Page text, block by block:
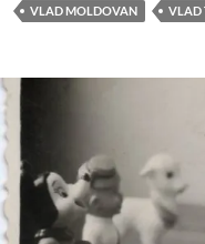
VLAD MOLDOVAN
VLAD